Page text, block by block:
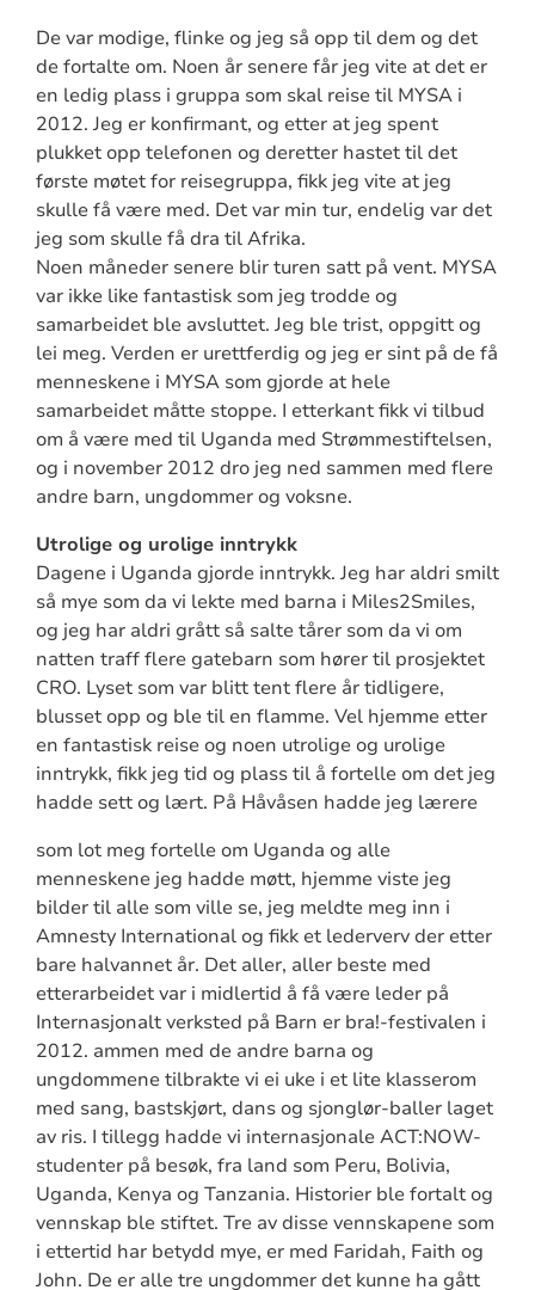
De var modige, flinke og jeg så opp til dem og det
de fortalte om. Noen år senere får jeg vite at det er
en ledig plass i gruppa som skal reise til MYSA i
2012. Jeg er konfirmant, og etter at jeg spent
plukket opp telefonen og deretter hastet til det
første møtet for reisegruppa, fikk jeg vite at jeg
skulle få være med. Det var min tur, endelig var det
jeg som skulle få dra til Afrika.
Noen måneder senere blir turen satt på vent. MYSA
var ikke like fantastisk som jeg trodde og
samarbeidet ble avsluttet. Jeg ble trist, oppgitt og
lei meg. Verden er urettferdig og jeg er sint på de få
menneskene i MYSA som gjorde at hele
samarbeidet måtte stoppe. I etterkant fikk vi tilbud
om å være med til Uganda med Strømmestiftelsen,
og i november 2012 dro jeg ned sammen med flere
andre barn, ungdommer og voksne.
Utrolige og urolige inntrykk
Dagene i Uganda gjorde inntrykk. Jeg har aldri smilt
så mye som da vi lekte med barna i Miles2Smiles,
og jeg har aldri grått så salte tårer som da vi om
natten traff flere gatebarn som hører til prosjektet
CRO. Lyset som var blitt tent flere år tidligere,
blusset opp og ble til en flamme. Vel hjemme etter
en fantastisk reise og noen utrolige og urolige
inntrykk, fikk jeg tid og plass til å fortelle om det jeg
hadde sett og lært. På Håvåsen hadde jeg lærere
som lot meg fortelle om Uganda og alle
menneskene jeg hadde møtt, hjemme viste jeg
bilder til alle som ville se, jeg meldte meg inn i
Amnesty International og fikk et lederverv der etter
bare halvannet år. Det aller, aller beste med
etterarbeidet var i midlertid å få være leder på
Internasjonalt verksted på Barn er bra!-festivalen i
2012. ammen med de andre barna og
ungdommene tilbrakte vi ei uke i et lite klasserom
med sang, bastskjørt, dans og sjonglør-baller laget
av ris. I tillegg hadde vi internasjonale ACT:NOW-
studenter på besøk, fra land som Peru, Bolivia,
Uganda, Kenya og Tanzania. Historier ble fortalt og
vennskap ble stiftet. Tre av disse vennskapene som
i ettertid har betydd mye, er med Faridah, Faith og
John. De er alle tre ungdommer det kunne ha gått